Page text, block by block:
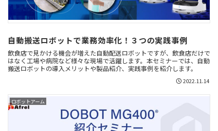
自動搬送ロボットで業務効率化！３つの実践事例
飲食店で見かける機会が増えた自動配送ロボットですが、飲食店だけで
はなく工場や病院など様々な現場で活躍します。本セミナーでは、自動
搬送ロボットの導入メリットや製品紹介、実践事例を紹介します。
2022.11.14
ロボットアーム